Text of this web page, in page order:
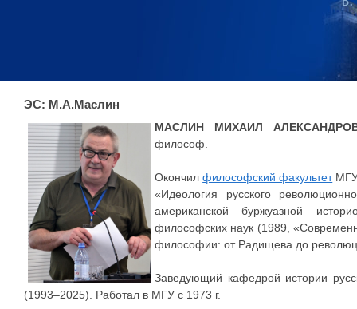
ЭС: М.А.Маслин
МАСЛИН МИХАИЛ
философ.
Окончилфилософский факультетМГУ
«Идеология русского
американской буржуазной
философских наук (1989,
философии: от Радищева до
Заведующий кафедрой истории
(1993–2025). Работал в МГУ с 1973 г.